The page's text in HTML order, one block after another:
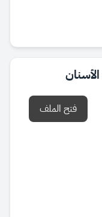
فتح الملف